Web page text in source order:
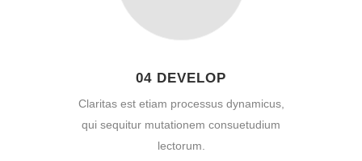
04 DEVELOP
Claritas est etiam processus dynamicus,
qui sequitur mutationem consuetudium
lectorum.